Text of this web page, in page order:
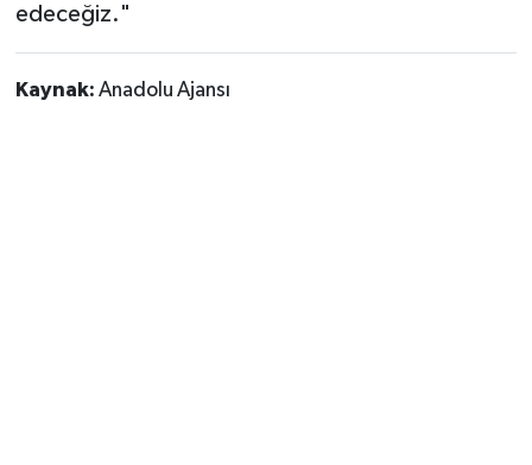
edeceğiz."
Kaynak: Anadolu Ajansı